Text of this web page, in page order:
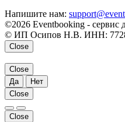
Напишите нам:
©2026 Eventbooking - сервис
© ИП Осипов Н.В. ИНН:
Close
Close
Да
Нет
Close
Close